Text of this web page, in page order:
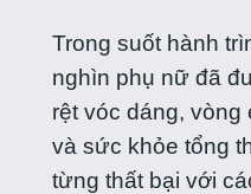
Trong suốt hành
nghìn phụ nữ đã
rệt vóc dáng, vòng
và sức khỏe tổng
từng thất bại với